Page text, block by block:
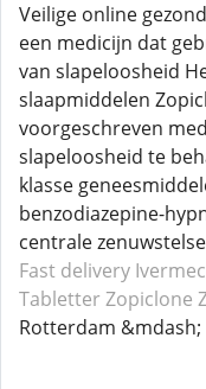
Veilige online
een medicijn dat
van slapeloosheid
slaapmiddelen
voorgeschreven
slapeloosheid te
klasse
benzodiazepine-
centrale
Fast delivery
Tabletter Zopiclone
Rotterdam